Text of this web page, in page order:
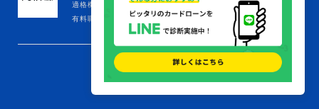
適格機関投資家
有料職業紹介事業者(厚生労働省：13-ﾕ-305645)